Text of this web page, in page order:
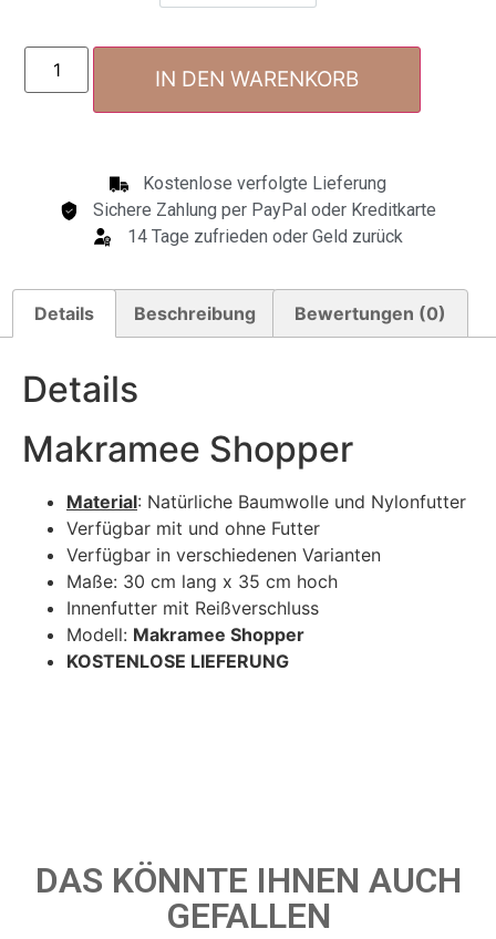
IN DEN WARENKORB
Kostenlose verfolgte Lieferung
Sichere Zahlung per PayPal oder Kreditkarte
14 Tage zufrieden oder Geld zurück
Details Beschreibung Bewertungen (0)
Details
Makramee Shopper
Material: Natürliche Baumwolle und Nylonfutter
Verfügbar mit und ohne Futter
Verfügbar in verschiedenen Varianten
Maße: 30 cm lang x 35 cm hoch
Innenfutter mit Reißverschluss
Modell: Makramee Shopper
KOSTENLOSE LIEFERUNG
DAS KÖNNTE IHNEN AUCH
GEFALLEN